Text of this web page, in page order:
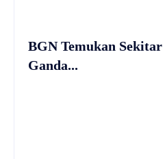
BGN Temukan
Ganda...